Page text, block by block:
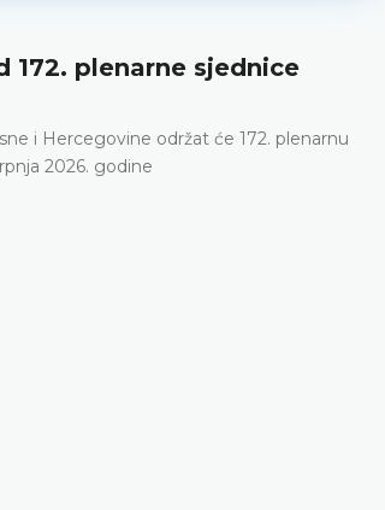
172. plenarne sjednice
i Hercegovine održat će 172. plenarnu
2026. godine